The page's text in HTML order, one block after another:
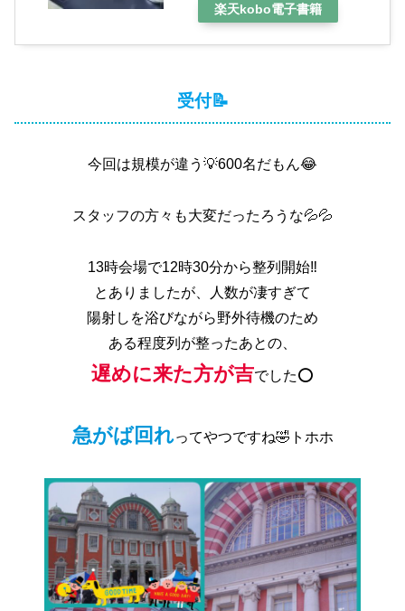
楽天kobo電子書籍
受付📝
今回は規模が違う💡600名だもん😂
スタッフの方々も大変だったろうな💦💦
13時会場で12時30分から整列開始‼️
とありましたが、人数が凄すぎて
陽射しを浴びながら野外待機のため
ある程度列が整ったあとの、
遅めに来た方が吉でした️⭕️
急がば回れってやつですね🤣トホホ